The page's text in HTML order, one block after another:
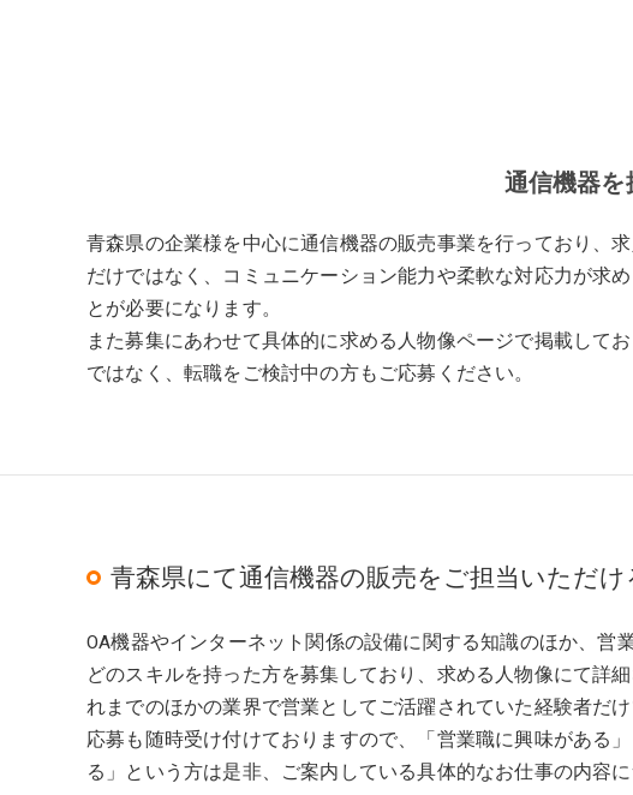
通信機器を
青森県の企業様を中心に通信機器の販売事業を行っており、
だけではなく、コミュニケーション能力や柔軟な対応力が求
とが必要になります。
また募集にあわせて具体的に求める人物像ページで掲載して
ではなく、転職をご検討中の方もご応募ください。
青森県にて通信機器の販売をご担当いただけ
OA機器やインターネット関係の設備に関する知識のほか、営
どのスキルを持った方を募集しており、求める人物像にて詳
れまでのほかの業界で営業としてご活躍されていた経験者だ
応募も随時受け付けておりますので、「営業職に興味がある
る」という方は是非、ご案内している具体的なお仕事の内容